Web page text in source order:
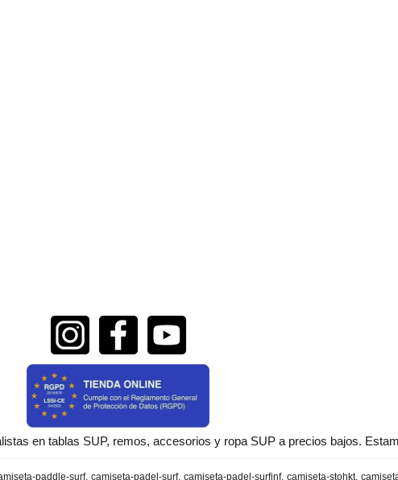
en tablas SUP, remos, accesorios y ropa SUP a precios bajos.
paddle-surf camiseta-padel-surf camiseta-padel-surfinf camiseta-stohkt